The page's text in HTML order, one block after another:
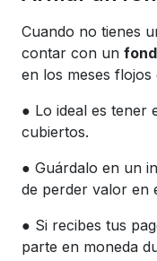
Cuando no tienes
contar con un
en los meses flojos
● Lo ideal es tener
cubiertos.
● Guárdalo en un
de perder valor en
● Si recibes tus
parte en moneda